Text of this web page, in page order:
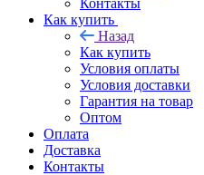
Контакты
Как купить
Назад
Как купить
Условия оплаты
Условия доставки
Гарантия на товар
Оптом
Оплата
Доставка
Контакты